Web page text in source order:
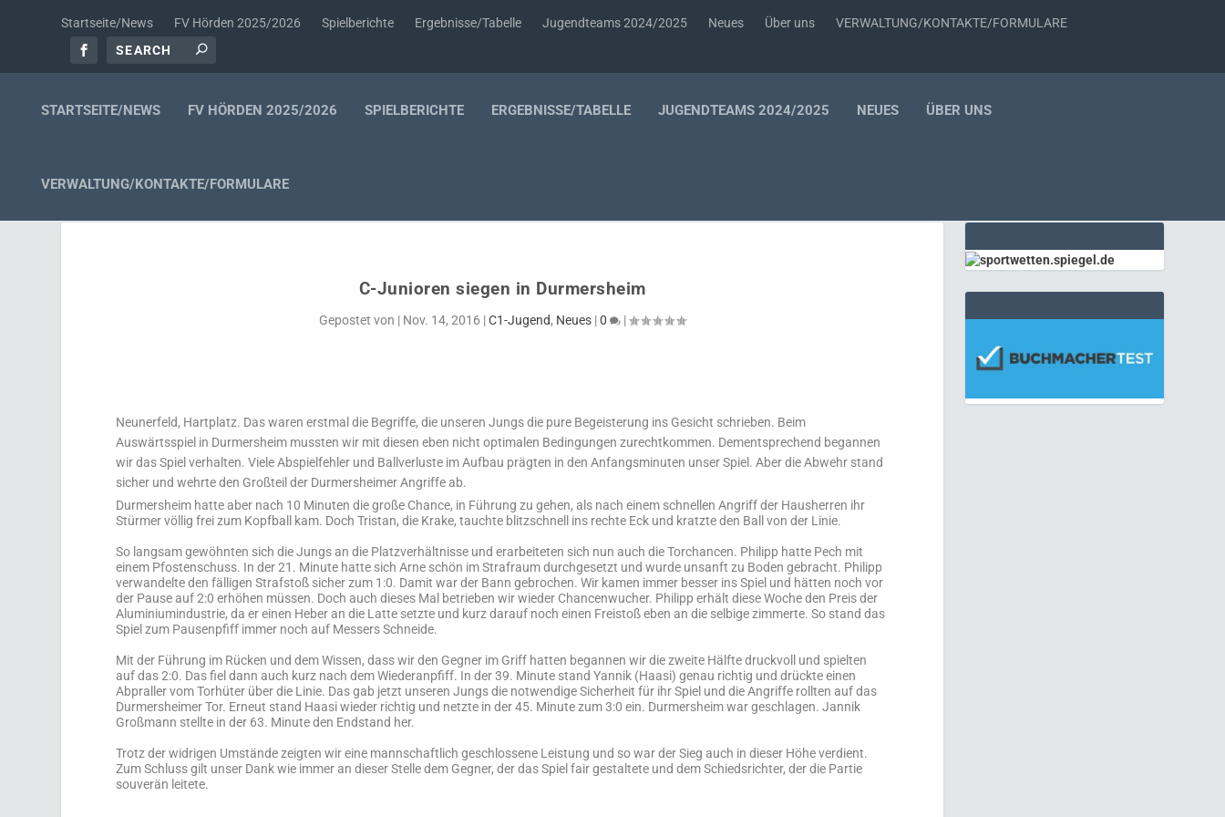
Startseite/News FV Hörden 2025/2026 Spielberichte Ergebnisse/Tabelle Jugendteams 2024/2025 Neues Über uns VERWALTUNG/KONTAKTE/FORMULARE
STARTSEITE/NEWS FV HÖRDEN 2025/2026 SPIELBERICHTE ERGEBNISSE/TABELLE JUGENDTEAMS 2024/2025 NEUES ÜBER UNS
VERWALTUNG/KONTAKTE/FORMULARE
C-Junioren siegen in Durmersheim
Gepostet von | Nov. 14, 2016 |C1-Jugend, Neues |0 |
Neunerfeld, Hartplatz. Das waren erstmal die Begriffe, die unseren Jungs die pure Begeisterung ins Gesicht schrieben. Beim
Auswärtsspiel in Durmersheim mussten wir mit diesen eben nicht optimalen Bedingungen zurechtkommen. Dementsprechend begannen
wir das Spiel verhalten. Viele Abspielfehler und Ballverluste im Aufbau prägten in den Anfangsminuten unser Spiel. Aber die Abwehr stand
sicher und wehrte den Großteil der Durmersheimer Angriffe ab.
Durmersheim hatte aber nach 10 Minuten die große Chance, in Führung zu gehen, als nach einem schnellen Angriff der Hausherren ihr
Stürmer völlig frei zum Kopfball kam. Doch Tristan, die Krake, tauchte blitzschnell ins rechte Eck und kratzte den Ball von der Linie.
So langsam gewöhnten sich die Jungs an die Platzverhältnisse und erarbeiteten sich nun auch die Torchancen. Philipp hatte Pech mit
einem Pfostenschuss. In der 21. Minute hatte sich Arne schön im Strafraum durchgesetzt und wurde unsanft zu Boden gebracht. Philipp
verwandelte den fälligen Strafstoß sicher zum 1:0. Damit war der Bann gebrochen. Wir kamen immer besser ins Spiel und hätten noch vor
der Pause auf 2:0 erhöhen müssen. Doch auch dieses Mal betrieben wir wieder Chancenwucher. Philipp erhält diese Woche den Preis der
Aluminiumindustrie, da er einen Heber an die Latte setzte und kurz darauf noch einen Freistoß eben an die selbige zimmerte. So stand das
Spiel zum Pausenpfiff immer noch auf Messers Schneide.
Mit der Führung im Rücken und dem Wissen, dass wir den Gegner im Griff hatten begannen wir die zweite Hälfte druckvoll und spielten
auf das 2:0. Das fiel dann auch kurz nach dem Wiederanpfiff. In der 39. Minute stand Yannik (Haasi) genau richtig und drückte einen
Abpraller vom Torhüter über die Linie. Das gab jetzt unseren Jungs die notwendige Sicherheit für ihr Spiel und die Angriffe rollten auf das
Durmersheimer Tor. Erneut stand Haasi wieder richtig und netzte in der 45. Minute zum 3:0 ein. Durmersheim war geschlagen. Jannik
Großmann stellte in der 63. Minute den Endstand her.
Trotz der widrigen Umstände zeigten wir eine mannschaftlich geschlossene Leistung und so war der Sieg auch in dieser Höhe verdient.
Zum Schluss gilt unser Dank wie immer an dieser Stelle dem Gegner, der das Spiel fair gestaltete und dem Schiedsrichter, der die Partie
souverän leitete.